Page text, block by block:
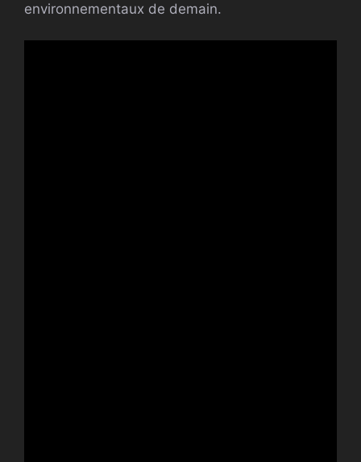
environnementaux de demain.